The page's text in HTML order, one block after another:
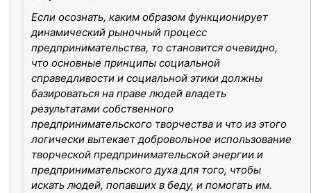
Если осознать, каким образом функционирует
динамический рыночный процесс
предпринимательства, то становится очевидно,
что основные принципы социальной
справедливости и социальной этики должны
базироваться на праве людей владеть
результатами собственного
предпринимательского творчества и что из этого
логически вытекает добровольное использование
творческой предпринимательской энергии и
предпринимательского духа для того, чтобы
искать людей, попавших в беду, и помогать им.